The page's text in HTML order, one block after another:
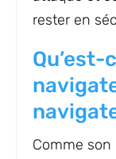
rester en
Qu’est-
Comme son